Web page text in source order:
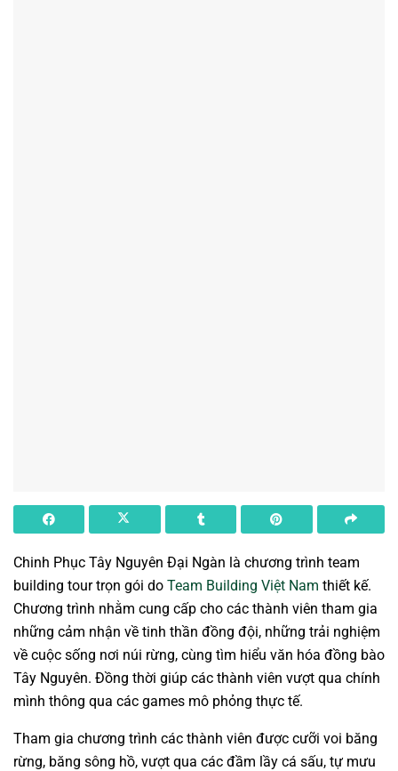
Chinh Phục Tây Nguyên Đại Ngàn là chương trình team
building tour trọn gói do Team Building Việt Nam thiết kế.
Chương trình nhằm cung cấp cho các thành viên tham gia
những cảm nhận về tinh thần đồng đội, những trải nghiệm
về cuộc sống nơi núi rừng, cùng tìm hiểu văn hóa đồng bào
Tây Nguyên. Đồng thời giúp các thành viên vượt qua chính
mình thông qua các games mô phỏng thực tế.
Tham gia chương trình các thành viên được cưỡi voi băng
rừng, băng sông hồ, vượt qua các đầm lầy cá sấu, tự mưu